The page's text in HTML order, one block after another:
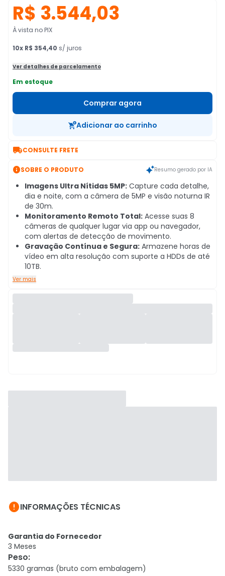
R$ 3.544,03
À vista no PIX
10x R$ 354,40 s/ juros
Ver detalhes de parcelamento
Em estoque
Comprar agora
Adicionar ao carrinho
CONSULTE FRETE
SOBRE O PRODUTO Resumo gerado por IA
Imagens Ultra Nítidas 5MP: Capture cada detalhe,
dia e noite, com a câmera de 5MP e visão noturna IR
de 30m.
Monitoramento Remoto Total: Acesse suas 8
câmeras de qualquer lugar via app ou navegador,
com alertas de detecção de movimento.
Gravação Contínua e Segura: Armazene horas de
vídeo em alta resolução com suporte a HDDs de até
10TB.
Ver mais
INFORMAÇÕES TÉCNICAS
Garantia do Fornecedor
3 Meses
Peso:
5330 gramas (bruto com embalagem)